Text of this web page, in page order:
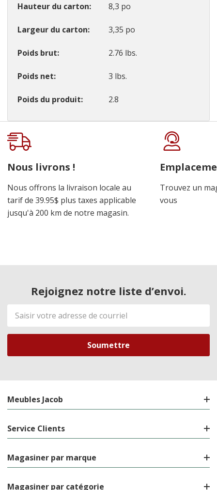
Hauteur du carton 8,3 po
Largeur du carton 3,35 po
Poids brut 2.76 lbs.
Poids net 3 lbs.
Poids du produit 2.8
Onglet
personnalisé
Nous livrons !
Nous offrons la livraison locale au
tarif de 39.95$ plus taxes applicable
jusqu'à 200 km de notre magasin.
Trouvez un
vous
Rejoignez notre liste d’envoi.
Adresse
de
courriel
Meubles Jacob
Service Clients
Magasiner par marque
Magasiner par catégorie